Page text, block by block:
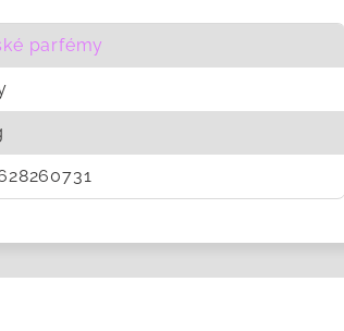
parfémy